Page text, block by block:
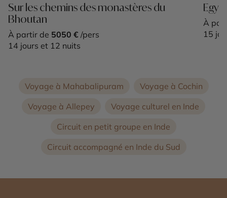
Sur les chemins des monastères du
Bhoutan
À partir de 5050 € /pers
14 jours et 12 nuits
À
15
Voyage à Mahabalipuram
Voyage à Cochin
Voyage à Allepey
Voyage culturel en Inde
Circuit en petit groupe en Inde
Circuit accompagné en Inde du Sud